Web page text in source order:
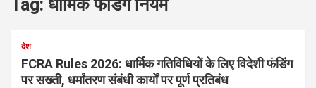
Tag: धार्मिक फंडिंग नियम
देश
FCRA Rules 2026: धार्मिक गतिविधियों के लिए विदेशी फंडिंग
पर सख्ती, धर्मांतरण संबंधी कार्यों पर पूर्ण प्रतिबंध